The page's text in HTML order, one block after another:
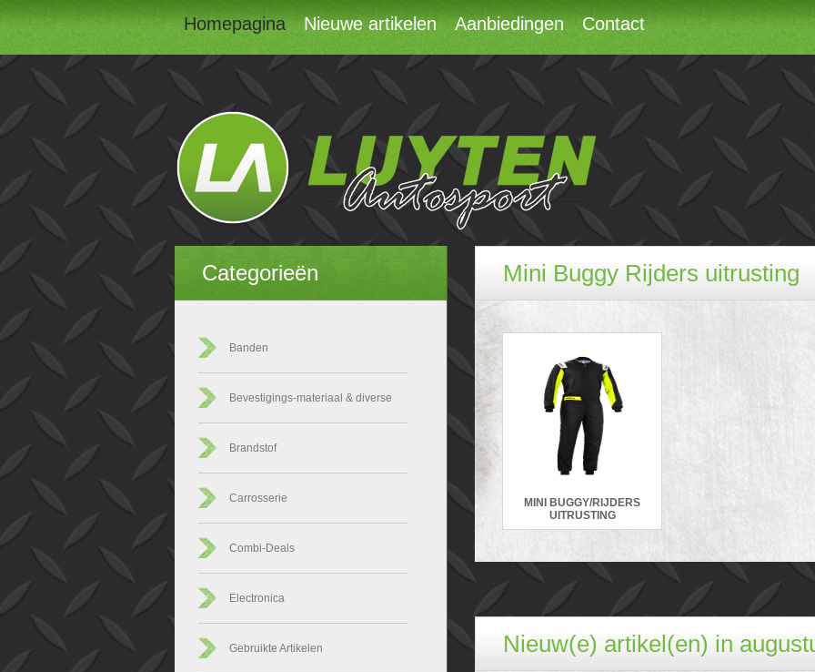
Homepagina Nieuwe artikelen Aanbiedingen Contact
Categorieën
Banden
Bevestigings-materiaal & diverse
Brandstof
Carrosserie
Combi-Deals
Electronica
Gebruikte Artikelen
Mini Buggy Rijders uitrusting
MINI BUGGY/RIJDERS
UITRUSTING
Nieuw(e) artikel(en) in